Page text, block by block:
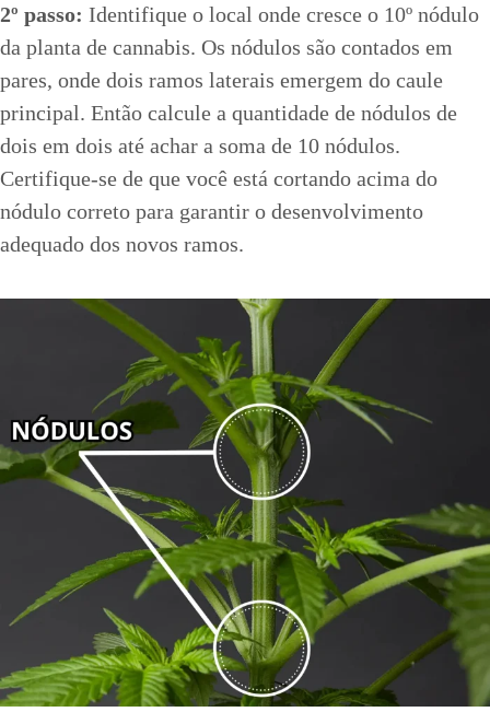
2º passo: Identifique o local onde cresce o 10º nódulo
da planta de cannabis. Os nódulos são contados em
pares, onde dois ramos laterais emergem do caule
principal. Então calcule a quantidade de nódulos de
dois em dois até achar a soma de 10 nódulos.
Certifique-se de que você está cortando acima do
nódulo correto para garantir o desenvolvimento
adequado dos novos ramos.